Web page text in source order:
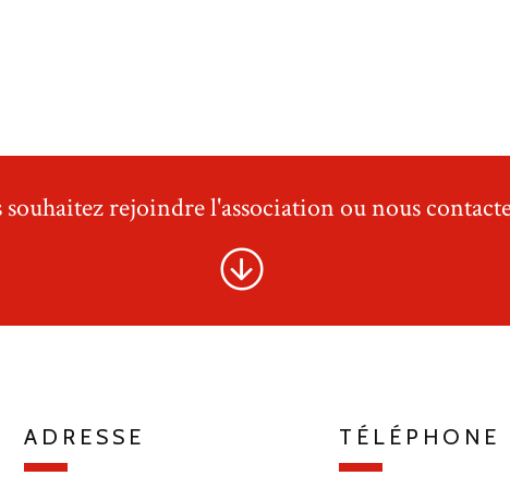
souhaitez rejoindre l'association ou nous
ADRESSE TÉLÉPHONE